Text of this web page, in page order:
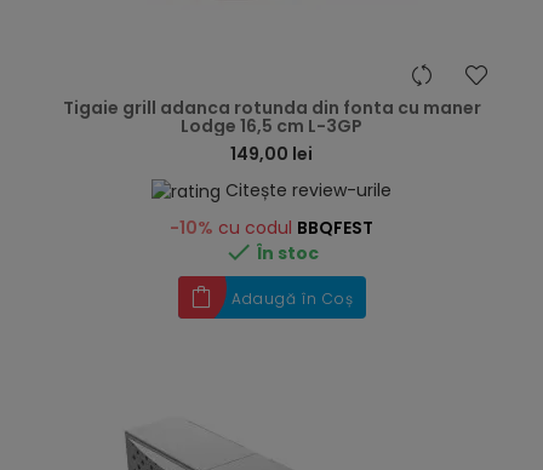
Tigaie grill adanca rotunda din fonta cu maner
Lodge 16,5 cm L-3GP
149,00 lei
Citește review-urile
-10% cu codul BBQFEST
 În stoc
Adaugă în Coș